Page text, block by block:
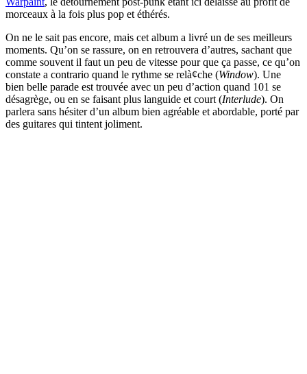
morceaux à la fois plus pop et éthérés.
On ne le sait pas encore, mais cet album a livré un de ses meilleurs
moments. Qu’on se rassure, on en retrouvera d’autres, sachant que
comme souvent il faut un peu de vitesse pour que ça passe, ce qu’on
constate a contrario quand le rythme se relà¢che (Window). Une
bien belle parade est trouvée avec un peu d’action quand 101 se
désagrège, ou en se faisant plus languide et court (Interlude). On
parlera sans hésiter d’un album bien agréable et abordable, porté par
des guitares qui tintent joliment.